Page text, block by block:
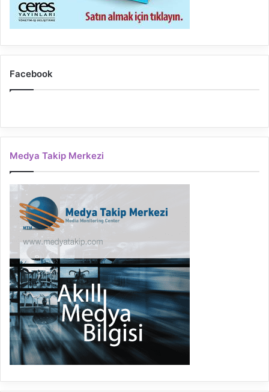
Facebook
Medya Takip Merkezi